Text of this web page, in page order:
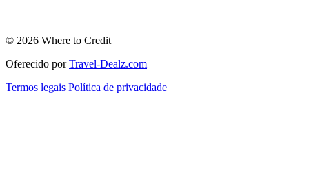
© 2026 Where to Credit
Oferecido por Travel-Dealz.com
Termos legais Política de privacidade